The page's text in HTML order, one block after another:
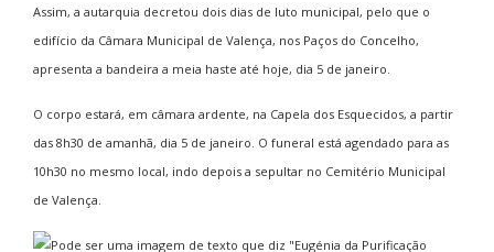
Assim, a autarquia decretou dois dias de luto municipal, pelo que o
edifício da Câmara Municipal de Valença, nos Paços do Concelho,
apresenta a bandeira a meia haste até hoje, dia 5 de janeiro.
O corpo estará, em câmara ardente, na Capela dos Esquecidos, a partir
das 8h30 de amanhã, dia 5 de janeiro. O funeral está agendado para as
10h30 no mesmo local, indo depois a sepultar no Cemitério Municipal
de Valença.